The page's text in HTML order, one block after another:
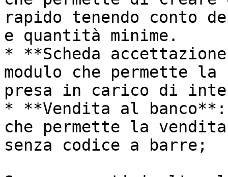
rapido tenendo conto
e quantità minime.
* **Scheda
modulo che permette
presa in carico di
* **Vendita al banco**:
che permette la
senza codice a barre;